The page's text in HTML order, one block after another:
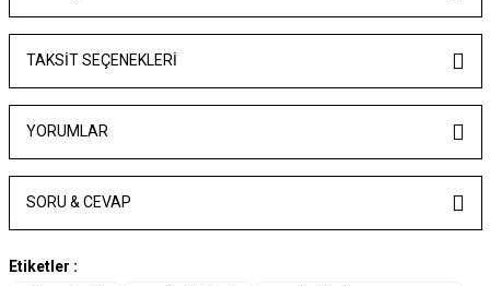
TAKSIT SEÇENEKLERI
YORUMLAR
SORU & CEVAP
Etiketler :